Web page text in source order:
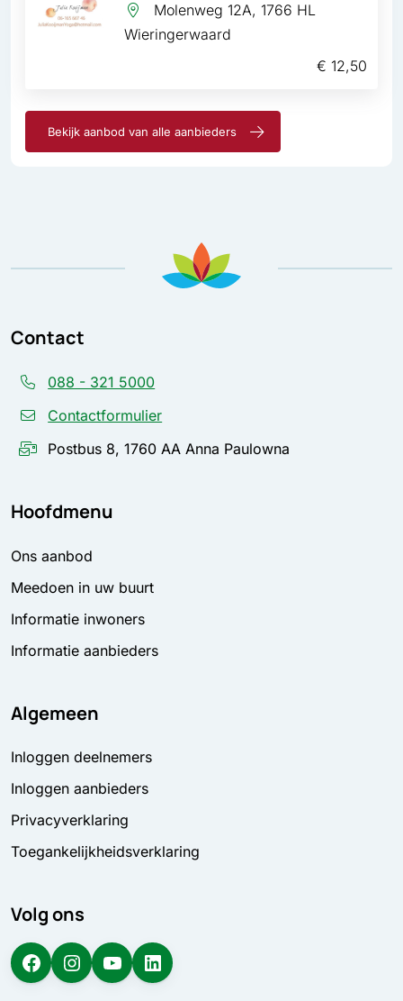
Molenweg 12A, 1766 HL
Wieringerwaard
€ 12,50
Bekijk aanbod van alle aanbieders
Contact
088 - 321 5000
Contactformulier
Postbus 8, 1760 AA Anna Paulowna
Hoofdmenu
Ons aanbod
Meedoen in uw buurt
Informatie inwoners
Informatie aanbieders
Algemeen
Inloggen deelnemers
Inloggen aanbieders
Privacyverklaring
Toegankelijkheidsverklaring
Volg ons
Facebook Instagram YouTube LinkedIn